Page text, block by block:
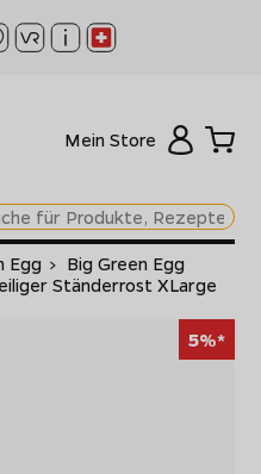
Mein Store
Egg > Big Green Egg
Ständerrost XLarge
5%*